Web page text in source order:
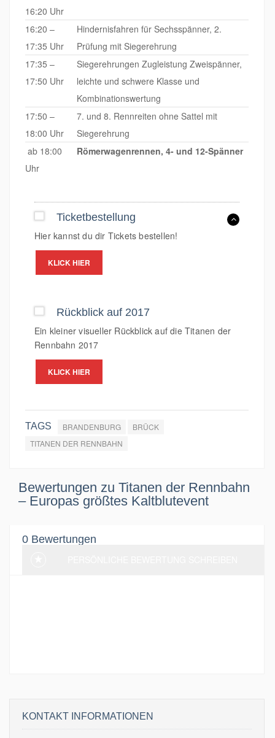
16:20 Uhr
16:20 –
17:35 Uhr
Hindernisfahren für Sechsspänner, 2.
Prüfung mit Siegerehrung
17:35 –
17:50 Uhr
Siegerehrungen Zugleistung Zweispänner,
leichte und schwere Klasse und
Kombinationswertung
17:50 –
18:00 Uhr
7. und 8. Rennreiten ohne Sattel mit
Siegerehrung
ab 18:00
Uhr
Römerwagenrennen, 4- und 12-Spänner
Ticketbestellung
Hier kannst du dir Tickets bestellen!
KLICK HIER
Rückblick auf 2017
Ein kleiner visueller Rückblick auf die Titanen der
Rennbahn 2017
KLICK HIER
TAGS BRANDENBURG
BRÜCK
TITANEN DER RENNBAHN
Bewertungen zu Titanen der Rennbahn
– Europas größtes Kaltblutevent
0 Bewertungen
KONTAKT INFORMATIONEN